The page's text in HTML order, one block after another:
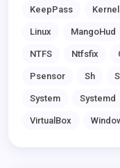
KeepPass Kernel
Linux MangoHud
NTFS Ntfsfix
Psensor Sh
System Systemd
VirtualBox